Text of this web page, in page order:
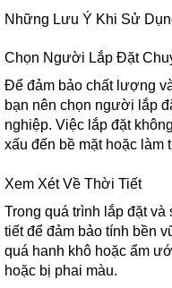
Những Lưu Ý Khi Sử
Chọn Người Lắp Đặt
Để đảm bảo chất lượng
bạn nên chọn người lắp
nghiệp. Việc lắp đặt
xấu đến bề mặt hoặc làm
Xem Xét Về Thời Tiết
Trong quá trình lắp đặt
tiết để đảm bảo tính bền
quá hanh khô hoặc ẩm
hoặc bị phai màu.